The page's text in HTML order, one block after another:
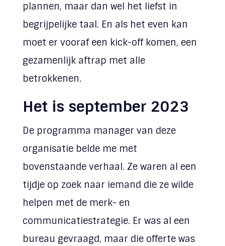
plannen, maar dan wel het liefst in
begrijpelijke taal. En als het even kan
moet er vooraf een kick-off komen, een
gezamenlijk aftrap met alle
betrokkenen.
Het is september 2023
De programma manager van deze
organisatie belde me met
bovenstaande verhaal. Ze waren al een
tijdje op zoek naar iemand die ze wilde
helpen met de merk- en
communicatiestrategie. Er was al een
bureau gevraagd, maar die offerte was